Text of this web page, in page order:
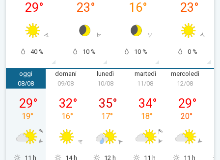
29°
40 %
23°
10 %
16°
10 %
23°
0 %
oggi
sabato 08/08
08/08
29°
19°
11 h
domani
domenica 09/08
09/08
32°
16°
14 h
lunedì
10/08
35°
17°
12 h
martedì
martedì 11/08
11/08
34°
18°
11 h
mercoledì
12/08
29°
20°
11 h